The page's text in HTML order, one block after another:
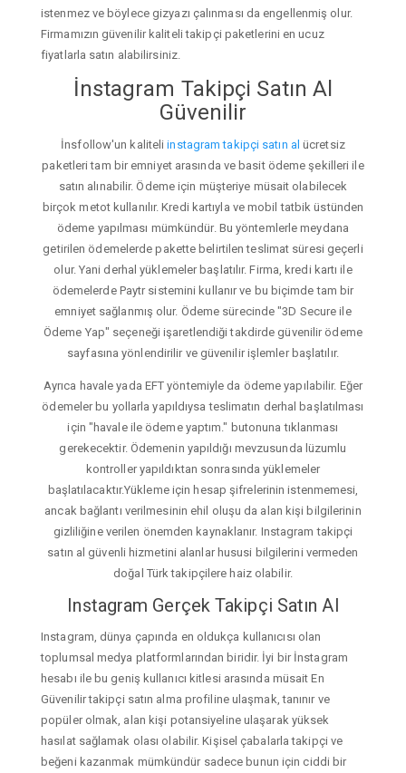
istenmez ve böylece gizyazı çalınması da engellenmiş olur.
Firmamızın güvenilir kaliteli takipçi paketlerini en ucuz
fiyatlarla satın alabilirsiniz.
İnstagram Takipçi Satın Al
Güvenilir
İnsfollow'un kaliteliinstagram takipçi satın al ücretsiz
paketleri tam bir emniyet arasında ve basit ödeme şekilleri ile
satın alınabilir. Ödeme için müşteriye müsait olabilecek
birçok metot kullanılır. Kredi kartıyla ve mobil tatbik üstünden
ödeme yapılması mümkündür. Bu yöntemlerle meydana
getirilen ödemelerde pakette belirtilen teslimat süresi geçerli
olur. Yani derhal yüklemeler başlatılır. Firma, kredi kartı ile
ödemelerde Paytr sistemini kullanır ve bu biçimde tam bir
emniyet sağlanmış olur. Ödeme sürecinde "3D Secure ile
Ödeme Yap" seçeneği işaretlendiği takdirde güvenilir ödeme
sayfasına yönlendirilir ve güvenilir işlemler başlatılır.
Ayrıca havale yada EFT yöntemiyle da ödeme yapılabilir. Eğer
ödemeler bu yollarla yapıldıysa teslimatın derhal başlatılması
için "havale ile ödeme yaptım." butonuna tıklanması
gerekecektir. Ödemenin yapıldığı mevzusunda lüzumlu
kontroller yapıldıktan sonrasında yüklemeler
başlatılacaktır.Yükleme için hesap şifrelerinin istenmemesi,
ancak bağlantı verilmesinin ehil oluşu da alan kişi bilgilerinin
gizliliğine verilen önemden kaynaklanır. Instagram takipçi
satın al güvenli hizmetini alanlar hususi bilgilerini vermeden
doğal Türk takipçilere haiz olabilir.
Instagram Gerçek Takipçi Satın Al
Instagram, dünya çapında en oldukça kullanıcısı olan
toplumsal medya platformlarından biridir. İyi bir İnstagram
hesabı ile bu geniş kullanıcı kitlesi arasında müsait En
Güvenilir takipçi satın alma profiline ulaşmak, tanınır ve
popüler olmak, alan kişi potansiyeline ulaşarak yüksek
hasılat sağlamak olası olabilir. Kişisel çabalarla takipçi ve
beğeni kazanmak mümkündür sadece bunun için ciddi bir